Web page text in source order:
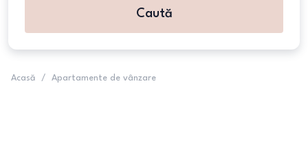
Caută
Acasă / Apartamente de vânzare